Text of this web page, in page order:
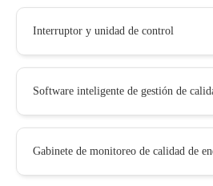
Interruptor y unidad de control
Software inteligente de gestión de
Gabinete de monitoreo de calidad de